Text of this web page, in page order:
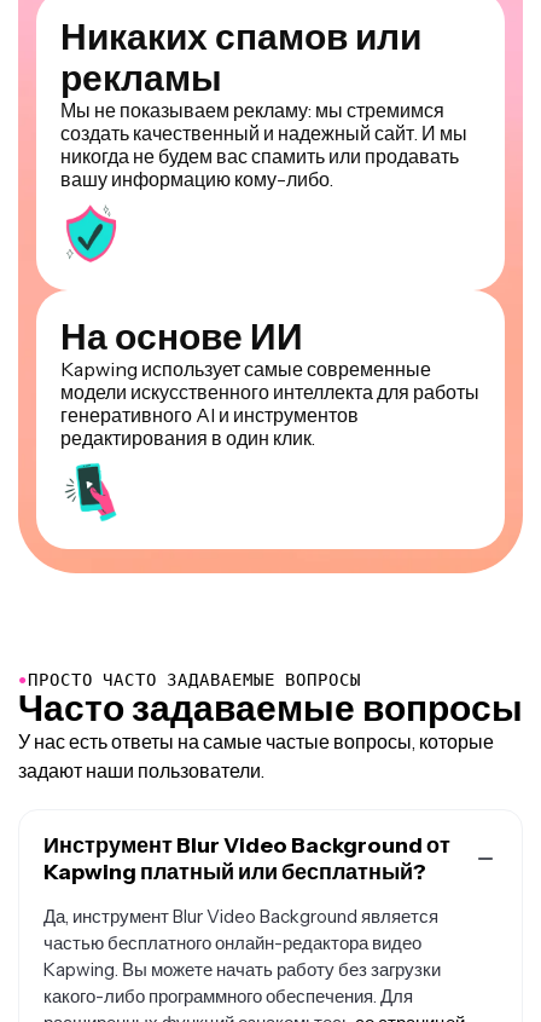
Никаких спамов или
рекламы
Мы не показываем рекламу: мы стремимся
создать качественный и надежный сайт. И мы
никогда не будем вас спамить или продавать
вашу информацию кому-либо.
На основе ИИ
Kapwing использует самые современные
модели искусственного интеллекта для работы
генеративного AI и инструментов
редактирования в один клик.
●ПРОСТО ЧАСТО ЗАДАВАЕМЫЕ ВОПРОСЫ
Часто задаваемые вопросы
У нас есть ответы на самые частые вопросы, которые
задают наши пользователи.
Инструмент Blur Video Background от
Kapwing платный или бесплатный?
Да, инструмент Blur Video Background является
частью бесплатного онлайн-редактора видео
Kapwing. Вы можете начать работу без загрузки
какого-либо программного обеспечения. Для